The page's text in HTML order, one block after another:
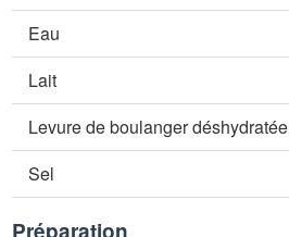
Eau
Lait
Levure de boulanger déshydratée
Sel
Préparation